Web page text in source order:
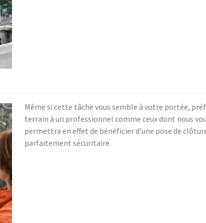
Même si cette tâche vous semble à votre portée,
terrain à un professionnel comme ceux dont nous
permettra en effet de bénéficier d’une pose de
parfaitement sécuritaire.